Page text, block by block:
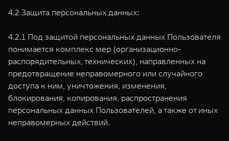
4.2 Защита персональных данных:
4.2.1 Под защитой персональных данных Пользователя
понимается комплекс мер (организационно-
распорядительных, технических), направленных на
предотвращение неправомерного или случайного
доступа к ним, уничтожения, изменения,
блокирования, копирования, распространения
персональных данных Пользователей, а также от иных
неправомерных действий.